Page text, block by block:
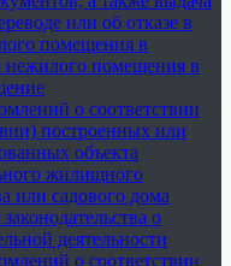
или об отказе в
помещения в
нежилого помещения в
о соответствии
построенных или
объекта
жилищного
или садового дома
о
деятельности
о соответствии